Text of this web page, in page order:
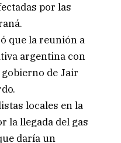
por las
que la reunión a
argentina con
de Jair
locales en la
la llegada del gas
daría un